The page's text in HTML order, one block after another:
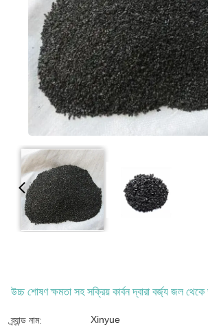
উচ্চ শোষণ ক্ষমতা সহ সক্রিয় কার্বন দ্বারা বর্জ্য জল
ব্র্যান্ড নাম: Xinyue